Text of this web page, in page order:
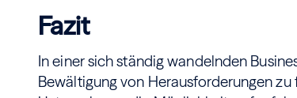
Fazit
In einer sich ständig wandelnden
Bewältigung von Herausforderungen